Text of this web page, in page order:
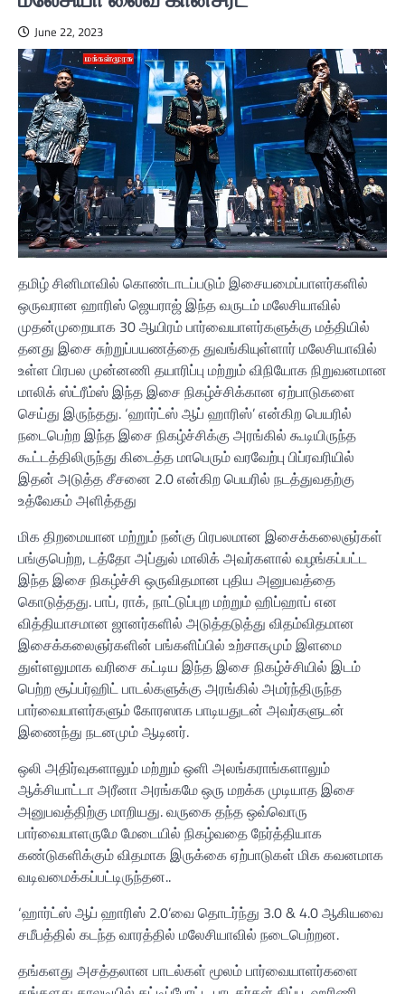
June 22, 2023
தமிழ் சினிமாவில் கொண்டாடப்படும் இசையமைப்பாளர்களில்
ஒருவரான ஹாரிஸ் ஜெயராஜ் இந்த வருடம் மலேசியாவில்
முதன்முறையாக 30 ஆயிரம் பார்வையாளர்களுக்கு மத்தியில்
தனது இசை சுற்றுப்பயணத்தை துவங்கியுள்ளார் மலேசியாவில்
உள்ள பிரபல முன்னணி தயாரிப்பு மற்றும் விநியோக நிறுவனமான
மாலிக் ஸ்ட்ரீம்ஸ் இந்த இசை நிகழ்ச்சிக்கான ஏற்பாடுகளை
செய்து இருந்தது. ‘ஹார்ட்ஸ் ஆப் ஹாரிஸ்’ என்கிற பெயரில்
நடைபெற்ற இந்த இசை நிகழ்ச்சிக்கு அரங்கில் கூடியிருந்த
கூட்டத்திலிருந்து கிடைத்த மாபெரும் வரவேற்பு பிப்ரவரியில்
இதன் அடுத்த சீசனை 2.0 என்கிற பெயரில் நடத்துவதற்கு
உத்வேகம் அளித்தது
மிக திறமையான மற்றும் நன்கு பிரபலமான இசைக்கலைஞர்கள்
பங்குபெற்ற, டத்தோ அப்துல் மாலிக் அவர்களால் வழங்கப்பட்ட
இந்த இசை நிகழ்ச்சி ஒருவிதமான புதிய அனுபவத்தை
கொடுத்தது. பாப், ராக், நாட்டுப்புற மற்றும் ஹிப்ஹாப் என
வித்தியாசமான ஜானர்களில் அடுத்தடுத்து விதம்விதமான
இசைக்கலைஞர்களின் பங்களிப்பில் உற்சாகமும் இளமை
துள்ளலுமாக வரிசை கட்டிய இந்த இசை நிகழ்ச்சியில் இடம்
பெற்ற சூப்பர்ஹிட் பாடல்களுக்கு அரங்கில் அமர்ந்திருந்த
பார்வையாளர்களும் கோரஸாக பாடியதுடன் அவர்களுடன்
இணைந்து நடனமும் ஆடினர்.
ஒலி அதிர்வுகளாலும் மற்றும் ஒளி அலங்கராங்களாலும்
ஆக்சியாட்டா அரீனா அரங்கமே ஒரு மறக்க முடியாத இசை
அனுபவத்திற்கு மாறியது. வருகை தந்த ஒவ்வொரு
பார்வையாளருமே மேடையில் நிகழ்வதை நேர்த்தியாக
கண்டுகளிக்கும் விதமாக இருக்கை ஏற்பாடுகள் மிக கவனமாக
வடிவமைக்கப்பட்டிருந்தன..
‘ஹார்ட்ஸ் ஆப் ஹாரிஸ் 2.0’வை தொடர்ந்து 3.0 & 4.0 ஆகியவை
சமீபத்தில் கடந்த வாரத்தில் மலேசியாவில் நடைபெற்றன.
தங்களது அசத்தலான பாடல்கள் மூலம் பார்வையாளர்களை